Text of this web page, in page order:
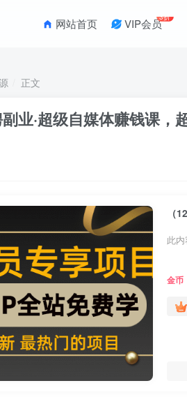
网站首页 VIP会员3折
正文
副业·超级自媒体赚钱课
此
金币